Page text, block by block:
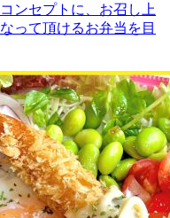
ンセプトに、お召し上
って頂けるお弁当を目